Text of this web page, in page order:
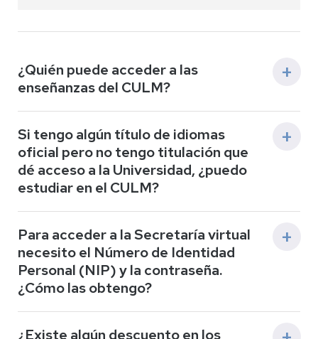
¿Quién puede acceder a las
enseñanzas del CULM?
Si deseas estudiar con nosotros, debes cumplir
alguno de los requisitos de acceso al CULM.
Consúltalospinchando aquí.
Si tengo algún título de idiomas
oficial pero no tengo titulación que
dé acceso a la Universidad, ¿puedo
estudiar en el CULM?
Aunque tengas una certificación oficial de idiomas,
solo podrás estudiar con nosotros si cumples los
requisitos de acceso al CULM. No es necesario que
hayas realizado la EVAU, pero debes haber finalizado
alguno de los estudios incluidos en el apartado
"requisitos de acceso al CULM"
Para acceder a la Secretaría virtual
necesito el Número de Identidad
Personal (NIP) y la contraseña.
¿Cómo las obtengo?
Si no dispones aún de las credenciales administrativas
¿Existe algún descuento en los